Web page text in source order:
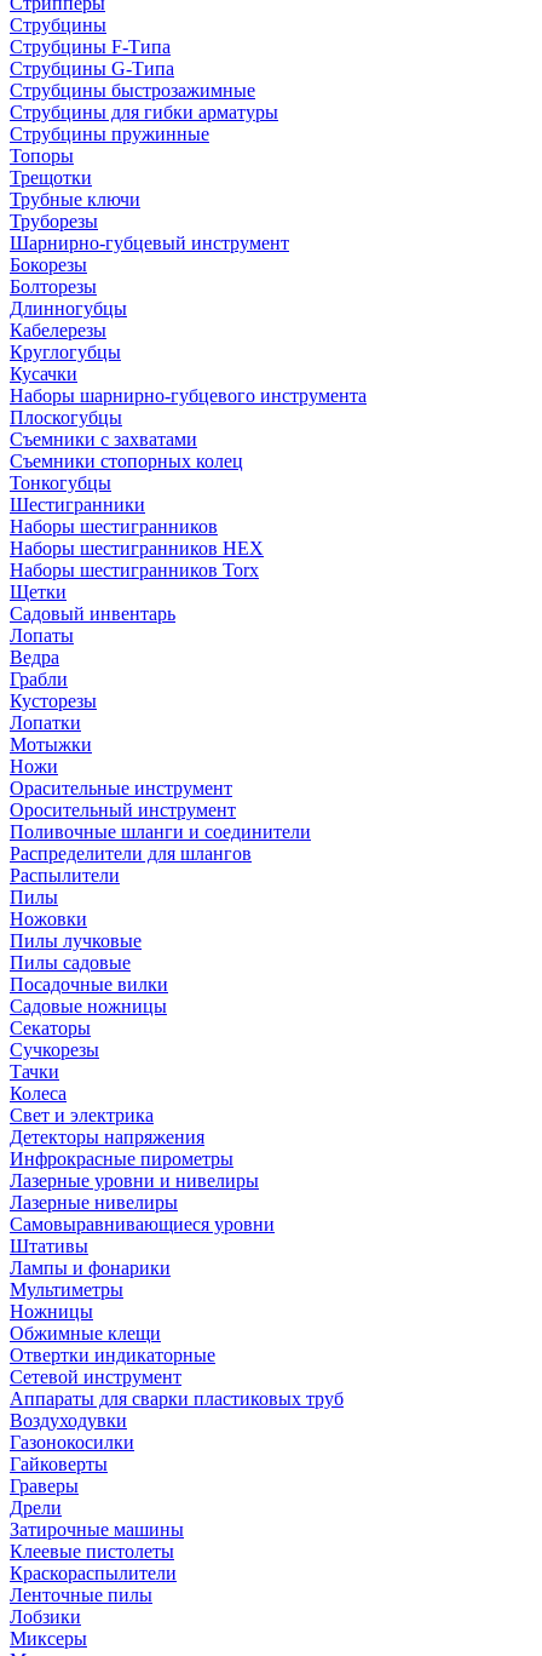
Струбцины
Струбцины F-Типа
Струбцины G-Типа
Струбцины быстрозажимные
Струбцины для гибки арматуры
Струбцины пружинные
Топоры
Трещотки
Трубные ключи
Труборезы
Шарнирно-губцевый инструмент
Бокорезы
Болторезы
Длинногубцы
Кабелерезы
Круглогубцы
Кусачки
Наборы шарнирно-губцевого инструмента
Плоскогубцы
Съемники с захватами
Съемники стопорных колец
Тонкогубцы
Шестигранники
Наборы шестигранников
Наборы шестигранников HEX
Наборы шестигранников Torx
Щетки
Садовый инвентарь
Лопаты
Ведра
Грабли
Кусторезы
Лопатки
Мотыжки
Ножи
Орасительные инструмент
Оросительный инструмент
Поливочные шланги и соединители
Распределители для шлангов
Распылители
Пилы
Ножовки
Пилы лучковые
Пилы садовые
Посадочные вилки
Садовые ножницы
Секаторы
Сучкорезы
Тачки
Колеса
Свет и электрика
Детекторы напряжения
Инфрокрасные пирометры
Лазерные уровни и нивелиры
Лазерные нивелиры
Самовыравнивающиеся уровни
Штативы
Лампы и фонарики
Мультиметры
Ножницы
Обжимные клещи
Отвертки индикаторные
Сетевой инструмент
Аппараты для сварки пластиковых труб
Воздуходувки
Газонокосилки
Гайковерты
Граверы
Дрели
Затирочные машины
Клеевые пистолеты
Краскораспылители
Ленточные пилы
Лобзики
Миксеры